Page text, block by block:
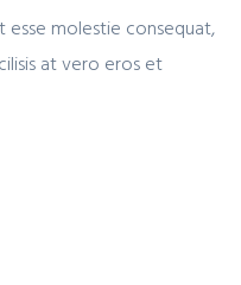
molestie consequat,
at vero eros et